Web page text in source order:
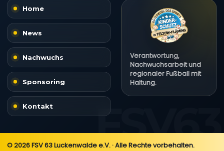
Home
News
Nachwuchs
Sponsoring
Kontakt
Verantwortung,
Nachwuchsarbeit und
regionaler Fußball mit
Haltung.
© 2026 FSV 63 Luckenwalde e.V. · Alle Rechte vorbehalten.